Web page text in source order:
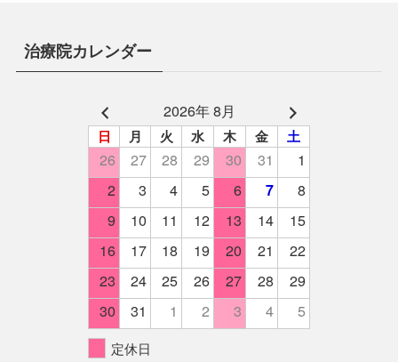
治療院カレンダー
2026年 8月
日 月 火 水 木 金 土
26 27 28 29 30 31
1
2
3 4 5 6 7
8
9
10 11 12 13 14
15
16
17 18 19 20 21
22
23
24 25 26 27 28
29
30
31 1 2 3 4 5
定休日